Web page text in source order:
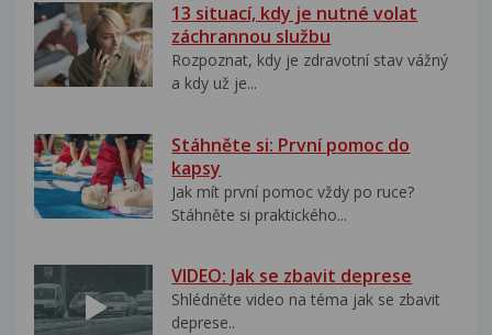
13 situací, kdy je nutné volat
záchrannou službu
Rozpoznat, kdy je zdravotní stav vážný
a kdy už je...
Stáhněte si: První pomoc do
kapsy
Jak mít první pomoc vždy po ruce?
Stáhněte si praktického...
VIDEO: Jak se zbavit deprese
Shlédněte video na téma jak se zbavit
deprese..